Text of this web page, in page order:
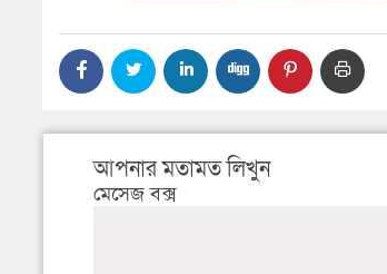
আপনার মতামত লিখুন
মেসেজ বক্স